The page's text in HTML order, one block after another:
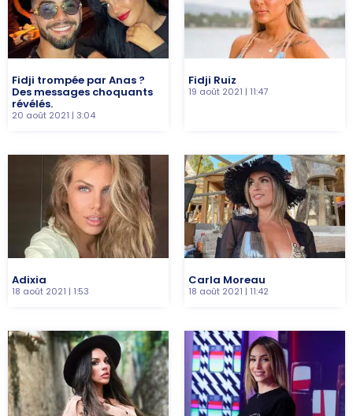
Fidji trompée par Anas ?
Des messages choquants
révélés.
20 août 2021 3:04
Fidji Ruiz
19 août 2021 11:47
Adixia
18 août 2021 1:53
Carla Moreau
18 août 2021 11:42